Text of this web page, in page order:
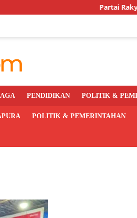
Partai Rakyat Indonesia
PENDIDIKAN POLITIK &
POLITIK & PEMERINTAHAN